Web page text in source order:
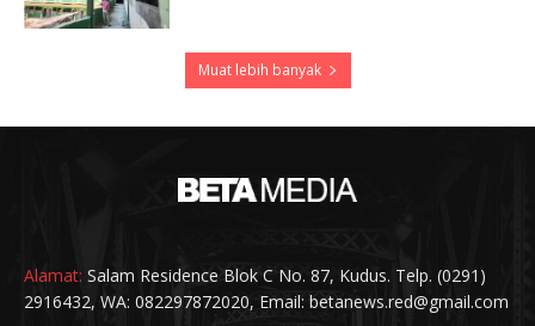
Muat lebih banyak
Alamat: Salam Residence Blok C No. 87, Kudus. Telp. (0291)
2916432, WA: 082297872020, Email: betanews.red@gmail.com